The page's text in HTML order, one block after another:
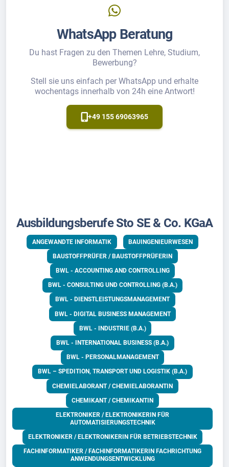
WhatsApp Beratung
Du hast Fragen zu den Themen Lehre, Studium,
Bewerbung?
Stell sie uns einfach per WhatsApp und erhalte
wochentags innerhalb von 24h eine Antwort!
+49 155 69063965
Ausbildungsberufe Sto SE & Co. KGaA
ANGEWANDTE INFORMATIK BAUINGENIEURWESEN
BAUSTOFFPRÜFER / BAUSTOFFPRÜFERIN
BWL - ACCOUNTING AND CONTROLLING
BWL - CONSULTING UND CONTROLLING (B.A.)
BWL - DIENSTLEISTUNGSMANAGEMENT
BWL - DIGITAL BUSINESS MANAGEMENT
BWL - INDUSTRIE (B.A.)
BWL - INTERNATIONAL BUSINESS (B.A.)
BWL - PERSONALMANAGEMENT
BWL – SPEDITION, TRANSPORT UND LOGISTIK (B.A.)
CHEMIELABORANT / CHEMIELABORANTIN
CHEMIKANT / CHEMIKANTIN
ELEKTRONIKER / ELEKTRONIKERIN FÜR
AUTOMATISIERUNGSTECHNIK
ELEKTRONIKER / ELEKTRONIKERIN FÜR BETRIEBSTECHNIK
FACHINFORMATIKER / FACHINFORMATIKERIN FACHRICHTUNG
ANWENDUNGSENTWICKLUNG